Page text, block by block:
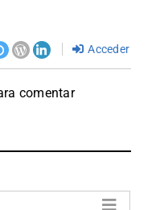
Acceder
comentar